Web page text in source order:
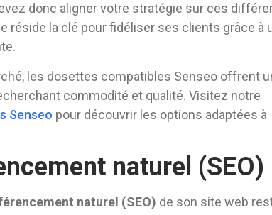
donc aligner votre stratégie sur ces
réside la clé pour fidéliser ses clients grâce à
les dosettes compatibles Senseo offrent
commodité et qualité. Visitez notre
Senseo pour découvrir les options adaptées à
naturel (SEO)
naturel (SEO) de son site web